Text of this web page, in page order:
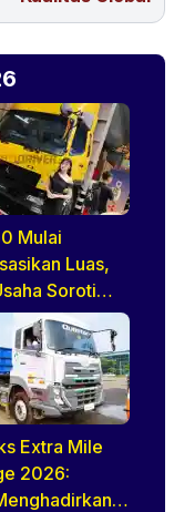
Mulai
Luas,
Soroti
dan Mutu
Extra Mile
2026: